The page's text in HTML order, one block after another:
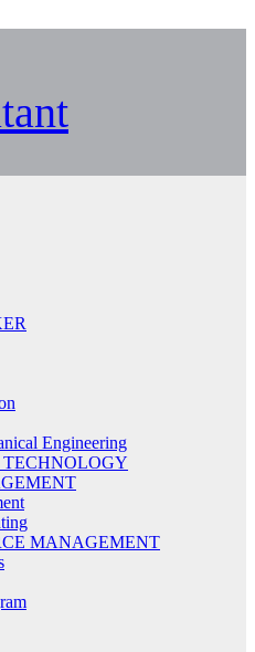
Engineering
MANAGEMENT